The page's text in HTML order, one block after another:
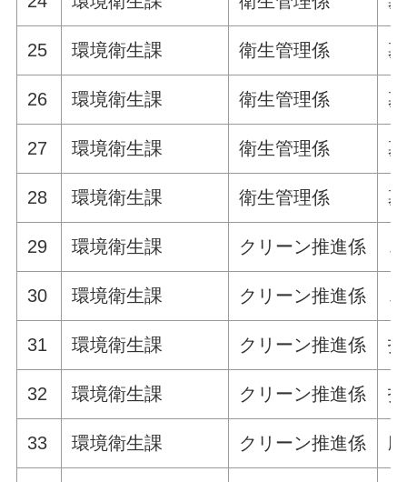
25 環境衛生課 衛生管理係
26 環境衛生課 衛生管理係
27 環境衛生課 衛生管理係
28 環境衛生課 衛生管理係
29 環境衛生課 クリーン推進係
30 環境衛生課 クリーン推進係
31 環境衛生課 クリーン推進係
32 環境衛生課 クリーン推進係
33 環境衛生課 クリーン推進係